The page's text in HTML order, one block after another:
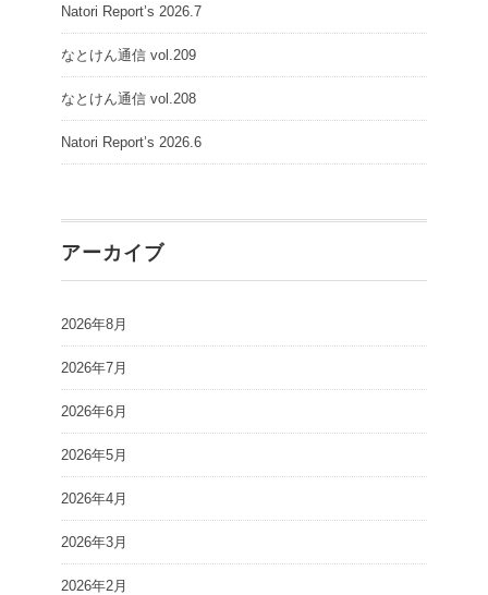
Natori Report’s 2026.7
なとけん通信 vol.209
なとけん通信 vol.208
Natori Report’s 2026.6
アーカイブ
2026年8月
2026年7月
2026年6月
2026年5月
2026年4月
2026年3月
2026年2月